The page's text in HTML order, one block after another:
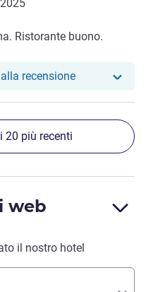
Ristorante buono.
recensioneIl nostro hotel
20 più recenti
web
il nostro hotel